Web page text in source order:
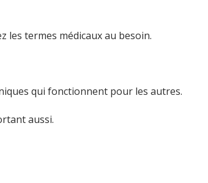
les termes médicaux au besoin.
qui fonctionnent pour les autres.
aussi.